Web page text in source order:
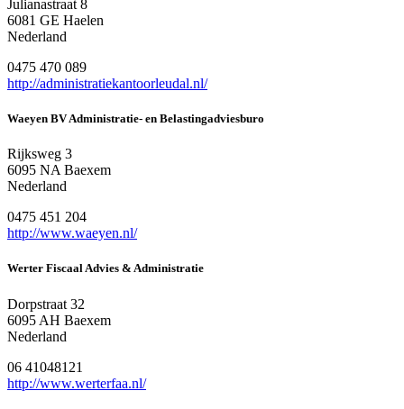
Julianastraat 8
6081 GE Haelen
Nederland
0475 470 089
http://administratiekantoorleudal.nl/
Waeyen BV Administratie- en Belastingadviesburo
Rijksweg 3
6095 NA Baexem
Nederland
0475 451 204
http://www.waeyen.nl/
Werter Fiscaal Advies & Administratie
Dorpstraat 32
6095 AH Baexem
Nederland
06 41048121
http://www.werterfaa.nl/